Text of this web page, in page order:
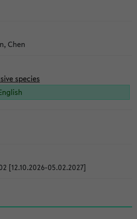
Chen
species
[12.10.2026-05.02.2027]